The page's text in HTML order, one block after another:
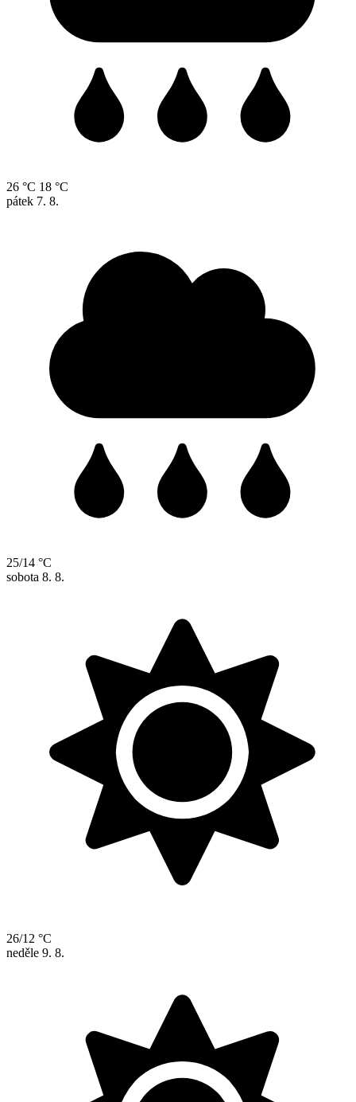
26 °C 18 °C
pátek 7. 8.
25/14 °C
sobota 8. 8.
26/12 °C
neděle 9. 8.